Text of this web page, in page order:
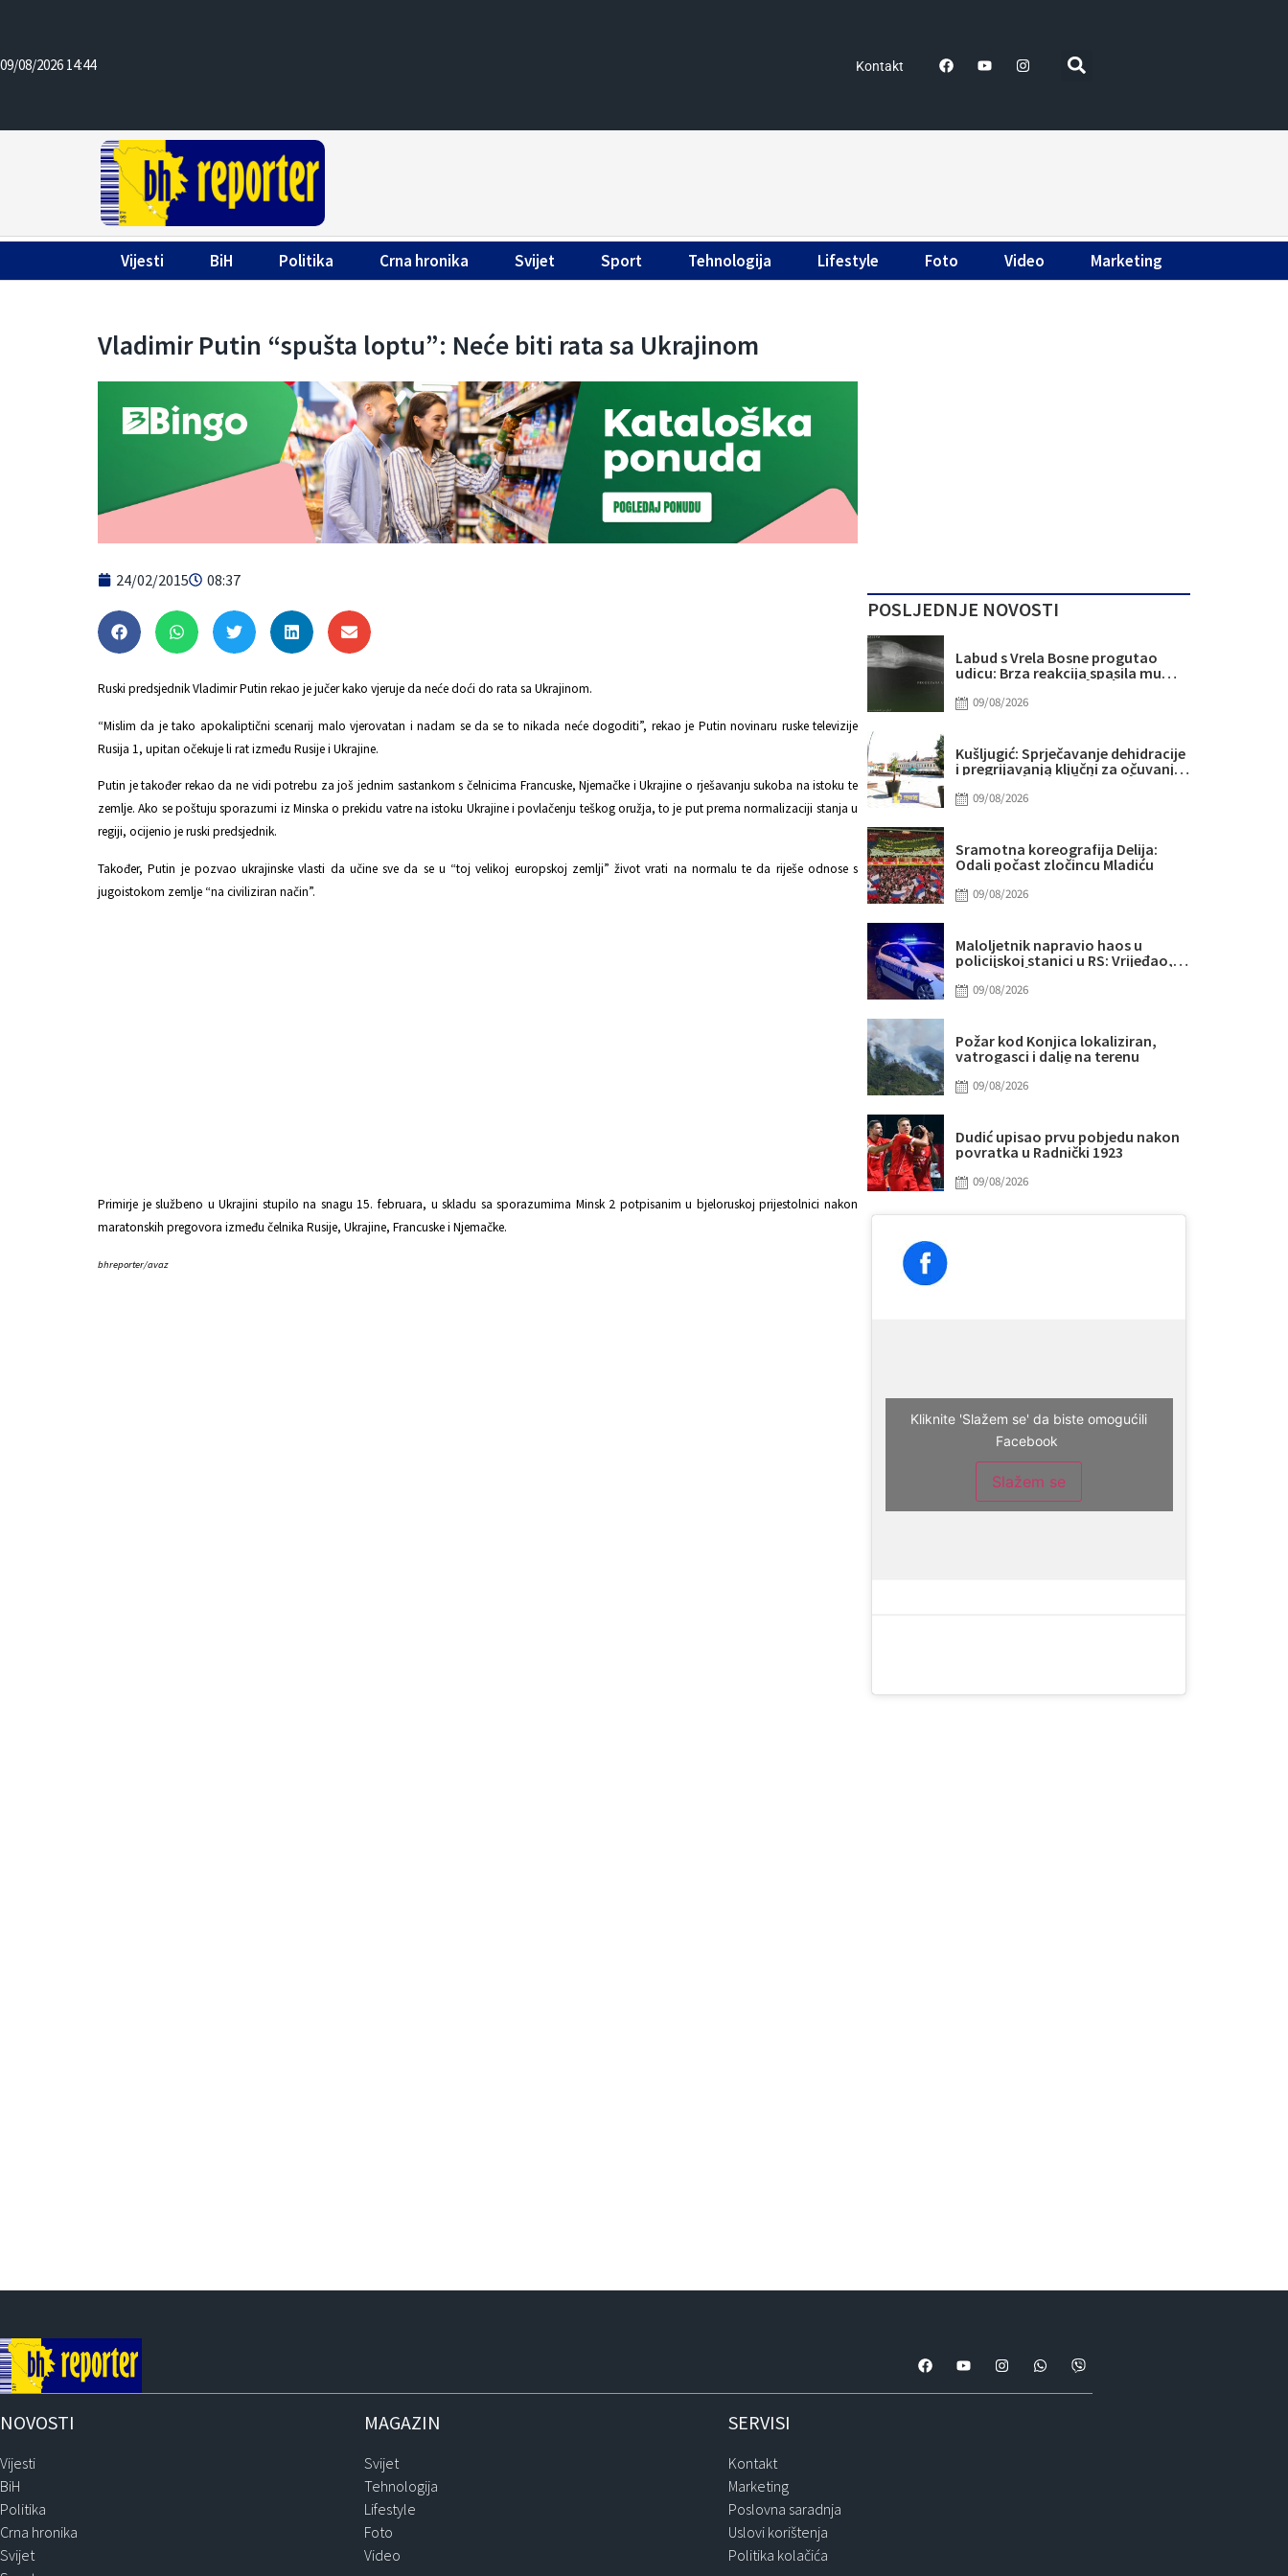
09/08/2026 14:44 Kontakt
Vijesti BiH Politika Crna hronika Svijet Sport Tehnologija Lifestyle Foto Video Marketing
Vladimir Putin “spušta loptu”: Neće biti rata sa Ukrajinom
24/02/2015 08:37
Ruski predsjednik Vladimir Putin rekao je jučer kako vjeruje da neće doći do rata sa Ukrajinom.
“Mislim da je tako apokaliptični scenarij malo vjerovatan i nadam se da se to nikada neće dogoditi”, rekao je Putin novinaru ruske televizije
Rusija 1, upitan očekuje li rat između Rusije i Ukrajine.
Putin je također rekao da ne vidi potrebu za još jednim sastankom s čelnicima Francuske, Njemačke i Ukrajine o rješavanju sukoba na istoku te
zemlje. Ako se poštuju sporazumi iz Minska o prekidu vatre na istoku Ukrajine i povlačenju teškog oružja, to je put prema normalizaciji stanja u
regiji, ocijenio je ruski predsjednik.
Također, Putin je pozvao ukrajinske vlasti da učine sve da se u “toj velikoj europskoj zemlji” život vrati na normalu te da riješe odnose s
jugoistokom zemlje “na civiliziran način”.
Primirje je službeno u Ukrajini stupilo na snagu 15. februara, u skladu sa sporazumima Minsk 2 potpisanim u bjeloruskoj prijestolnici nakon
maratonskih pregovora između čelnika Rusije, Ukrajine, Francuske i Njemačke.
bhreporter/avaz
POSLJEDNJE NOVOSTI
Labud s Vrela Bosne progutao
udicu: Brza reakcija spasila mu
09/08/2026
Kušljugić: Sprječavanje dehidracije
i pregrijavanja ključni za očuvanje
09/08/2026
Sramotna koreografija Delija:
Odali počast zločincu Mladiću
09/08/2026
Maloljetnik napravio haos u
policijskoj stanici u RS: Vrijeđao,
09/08/2026
Požar kod Konjica lokaliziran,
vatrogasci i dalje na terenu
09/08/2026
Dudić upisao prvu pobjedu nakon
povratka u Radnički 1923
09/08/2026
Kliknite 'Slažem se' da biste omogućili
Facebook
Slažem se
NOVOSTI
Vijesti
BiH
Politika
Crna hronika
Svijet
MAGAZIN
Svijet
Tehnologija
Lifestyle
Foto
Video
SERVISI
Kontakt
Marketing
Poslovna saradnja
Uslovi korištenja
Politika kolačića